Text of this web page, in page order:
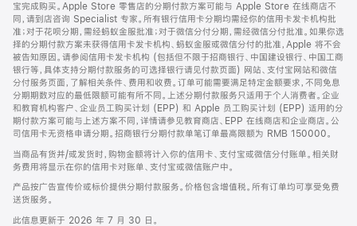
宝完成购买。Apple Store 零售店的分期付款方案可能与 Apple Store 在线商店不
同，请到店咨询 Specialist 专家。所有银行信用卡分期均需经你的信用卡发卡机构批
准；对于花呗分期，需经蚂蚁金服批准；对于微信分付分期，需经微信分付批准。如果你选
择的分期付款方案未获得信用卡发卡机构、蚂蚁金服或微信分付的批准，Apple 将不会
被告知原因。请参阅信用卡发卡机构 (包括但不限于招商银行、中国建设银行、中国工商
银行等，具体支持分期付款服务的可选择银行请见付款页面) 网站、支付宝网站和微信
分付服务页面，了解相关条件、费用和收费。订单可能需要满足特定金额要求，不同免息
分期期数对应的最低限额可能有所不同。上述分期付款服务只适用于个人消费者。企业
和教育机构客户、企业员工购买计划 (EPP) 和 Apple 员工购买计划 (EPP) 适用的分
期付款方案可能与上述方案不同，详情请参见教育商店、EPP 在线商店和企业商店。公
司信用卡无资格申请分期。招商银行分期付款单笔订单最高限额为 RMB 150000。
当商品有货并/或发货时，购物金额将计入你的信用卡、支付宝或微信分付账单。相关财
务费用将显示在你的信用卡对账单、支付宝或微信账户中。
产品按广告宣传价或标价提供分期付款服务。价格包含增值税。所有订单均可享受免费
送货服务。
此信息更新于 2026 年 7 月 30 日。